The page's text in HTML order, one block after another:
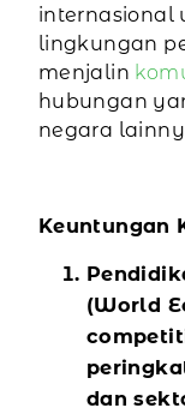
internasional
lingkungan
menjalin
hubungan
negara
Keuntungan
(World
dan